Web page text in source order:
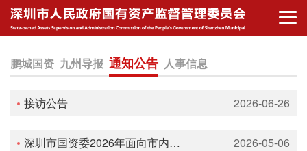
鹏城国资 九州导报 通知公告 人事信息
接访公告 2026-06-26
深圳市国资委2026年面向市内公开选调公务员公告 2026-05-06